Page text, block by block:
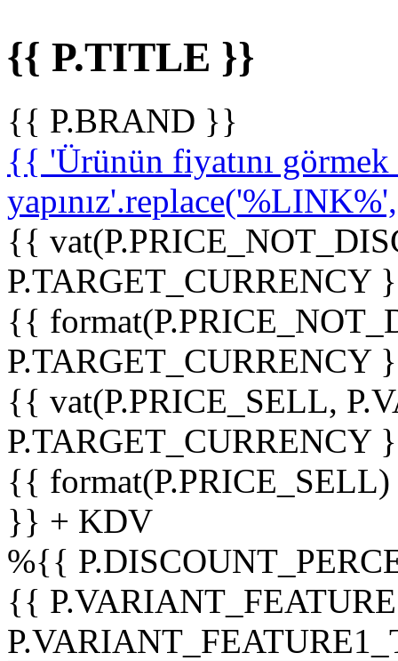
{{ P.TITLE }}
{{ P.BRAND }}
{{ 'Ürünün fiyatını
{{
P.TARGET_CURRENCY
{{
P.TARGET_CURRENCY
{{ vat(P.PRICE_SELL,
P.TARGET_CURRENCY
{{
}} + KDV
%{{
{{